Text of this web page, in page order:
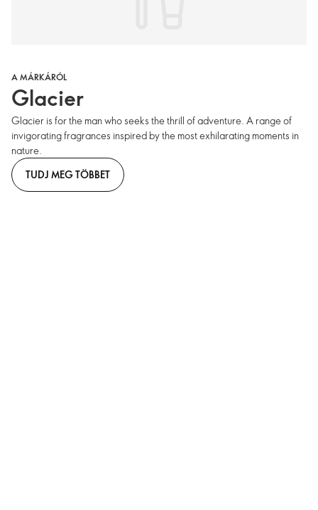
A MÁRKÁRÓL
Glacier
Glacier is for the man who seeks the thrill of adventure. A range of
invigorating fragrances inspired by the most exhilarating moments in
nature.
TUDJ MEG TÖBBET